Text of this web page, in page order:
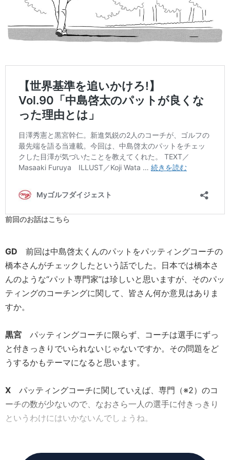
前回のお話はこちら
GD 前回は中島啓太くんのパットをパッティングコーチの
橋本さんがチェックしたという話でした。日本では橋本さ
んのような“パット専門家”は珍しいと思いますが、そのパッ
ティングのコーチングに関して、皆さん何か意見はありま
すか。
黒宮 パッティングコーチに限らず、コーチは選手にずっ
と付きっきりでいられないじゃないですか。その問題をど
うするかもテーマになると思います。
X パッティングコーチに関していえば、専門（※2）のコ
ーチの数が少ないので、なおさら一人の選手に付きっきり
というわけにはいかないんでしょうね。